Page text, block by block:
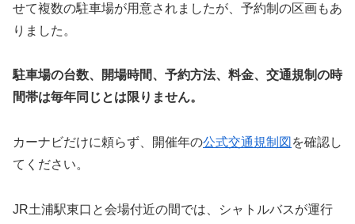
せて複数の駐車場が用意されましたが、予約制の区画もあ
りました。
駐車場の台数、開場時間、予約方法、料金、交通規制の時
間帯は毎年同じとは限りません。
カーナビだけに頼らず、開催年の公式交通規制 図 を確認し
てください。
JR土浦駅東口と会場付近の間では、シャトルバスが運行